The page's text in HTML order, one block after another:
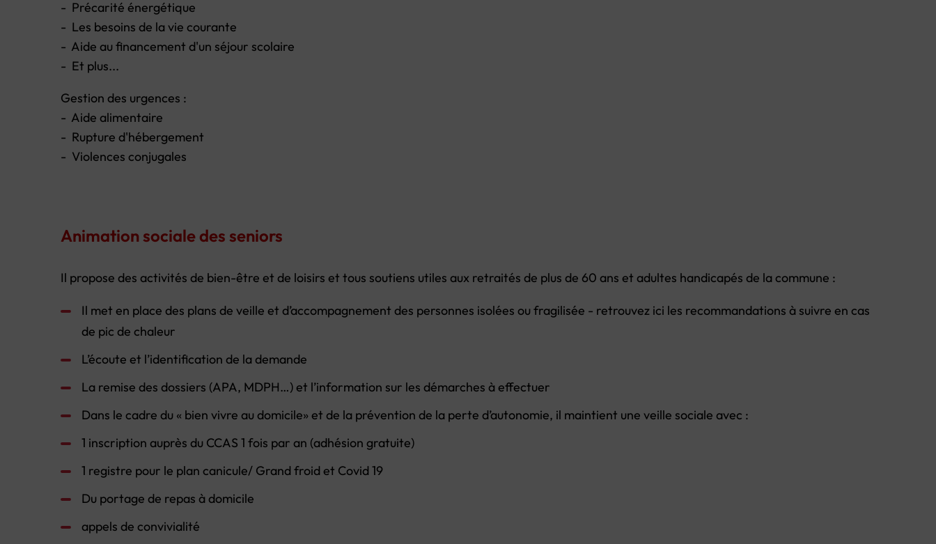
- Précarité énergétique
- Les besoins de la vie courante
- Aide au financement d'un séjour scolaire
- Et plus...
Gestion des urgences :
- Aide alimentaire
- Rupture d'hébergement
- Violences conjugales
Animation sociale des seniors
Il propose des activités de bien-être et de loisirs et tous soutiens utiles aux retraités de plus de 60 ans et adultes handicapés de la commune :
Il met en place des plans de veille et d’accompagnement des personnes isolées ou fragilisée - retrouvez ici les recommandations à suivre en cas
de pic de chaleur
L’écoute et l’identification de la demande
La remise des dossiers (APA, MDPH…) et l’information sur les démarches à effectuer
Dans le cadre du « bien vivre au domicile» et de la prévention de la perte d’autonomie, il maintient une veille sociale avec :
1 inscription auprès du CCAS 1 fois par an (adhésion gratuite)
1 registre pour le plan canicule/ Grand froid et Covid 19
Du portage de repas à domicile
appels de convivialité